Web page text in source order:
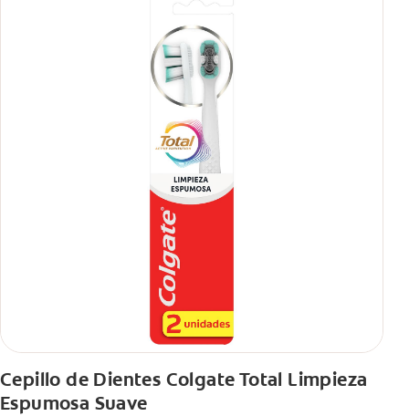
Cepillo de Dientes Colgate Total Limpieza
Espumosa Suave